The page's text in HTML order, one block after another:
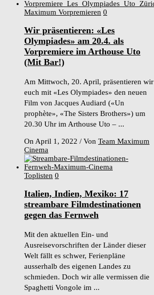
Maximum Vorpremieren 0
Wir präsentieren: «Les
Olympiades» am 20.4. als
Vorpremiere im Arthouse Uto
(Mit Bar!)
Am Mittwoch, 20. April, präsentieren wir
euch mit «Les Olympiades» den neuen
Film von Jacques Audiard («Un
prophète», «The Sisters Brothers») um
20.30 Uhr im Arthouse Uto – ...
On April 1, 2022 / Von Team Maximum
Cinema
Toplisten 0
Italien, Indien, Mexiko: 17
streambare Filmdestinationen
gegen das Fernweh
Mit den aktuellen Ein- und
Ausreisevorschriften der Länder dieser
Welt fällt es schwer, Ferienpläne
ausserhalb des eigenen Landes zu
schmieden. Doch wir alle vermissen die
Spaghetti Vongole im ...